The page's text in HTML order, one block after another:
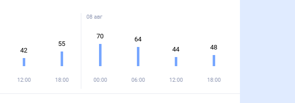
42
12:00
55
18:00
08 авг
70
00:00
64
06:00
44
12:00
48
18:00